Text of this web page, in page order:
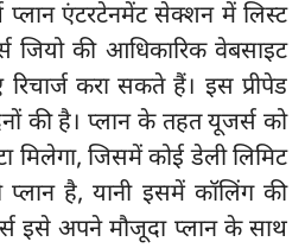
प्लान एंटरटेनमेंट सेक्शन में लिस्ट
जियो की आधिकारिक वेबसाइट
करा सकते हैं। इस प्रीपेड
की है। प्लान के तहत यूजर्स को
मिलेगा, जिसमें कोई डेली लिमिट
है, यानी इसमें कॉलिंग की
इसे अपने मौजूदा प्लान के साथ